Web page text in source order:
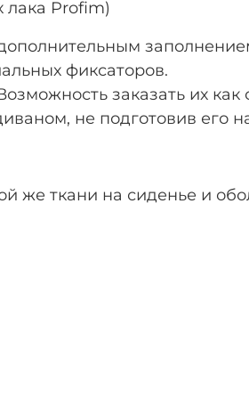
лака Profim)
фиксаторов.
заказать их как
не подготовив его
же ткани на сиденье и